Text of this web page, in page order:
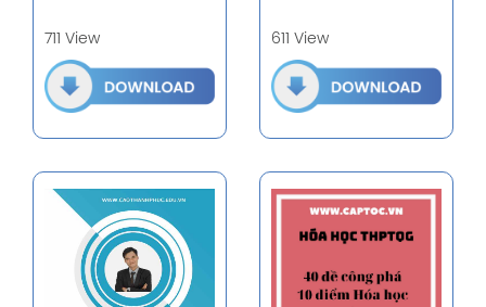
711 View 611 View